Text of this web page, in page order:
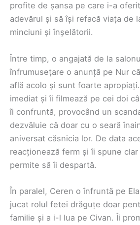
profite de șansa pe care i-a
adevărul și să își refacă viața de
minciuni și înșelătorii.
Între timp, o angajată de la
înfrumusețare o anunță pe Nur
află acolo și sunt foarte
imediat și îi filmează pe cei doi
îi confruntă, provocând un
dezvăluie că doar cu o seară
aniversat căsnicia lor. De data
reacționează ferm și îi spune clar
permite să îi despartă.
În paralel, Ceren o înfruntă pe
jucat rolul fetei drăguțe doar
familie și a i-l lua pe Civan. Îi